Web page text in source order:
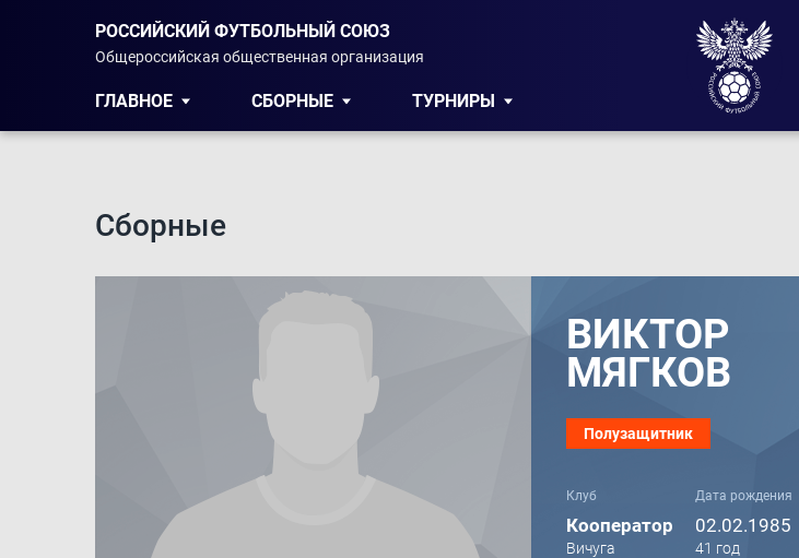
РОССИЙСКИЙ ФУТБОЛЬНЫЙ СОЮЗ
Общероссийская общественная организация
ГЛАВНОЕ СБОРНЫЕ ТУРНИРЫ
Сборные
ВИКТОР
МЯГКОВ
Полузащитник
Клуб
Кооператор
Вичуга
Дата рождения
02.02.1985
41 год